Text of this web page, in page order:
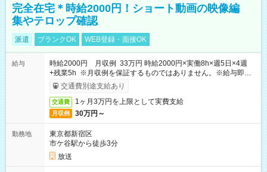
完全在宅＊時給2000円！ショート動画の映像編
集やテロップ確認
派遣 ブランクOK WEB登録・面接OK
給与
時給2000円 月収例 33万円 時給2000円×実働8h×週5日×4週
+残業5h ※月収例を保証するものではありません。※給与即受
取りサービス利用可（利用条件有）
交通費別途支給あり
交通費 1ヶ月3万円を上限として実費支給
月収例 30万円～
勤務地
東京都新宿区
市ケ谷駅から徒歩3分
放送